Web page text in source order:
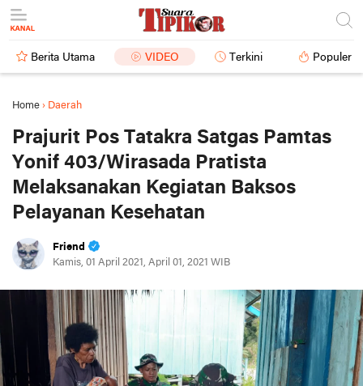
Berita Utama VIDEO Terkini Populer
Home › Daerah
Prajurit Pos Tatakra Satgas Pamtas
Yonif 403/Wirasada Pratista
Melaksanakan Kegiatan Baksos
Pelayanan Kesehatan
Friend
Kamis, 01 April 2021, April 01, 2021 WIB